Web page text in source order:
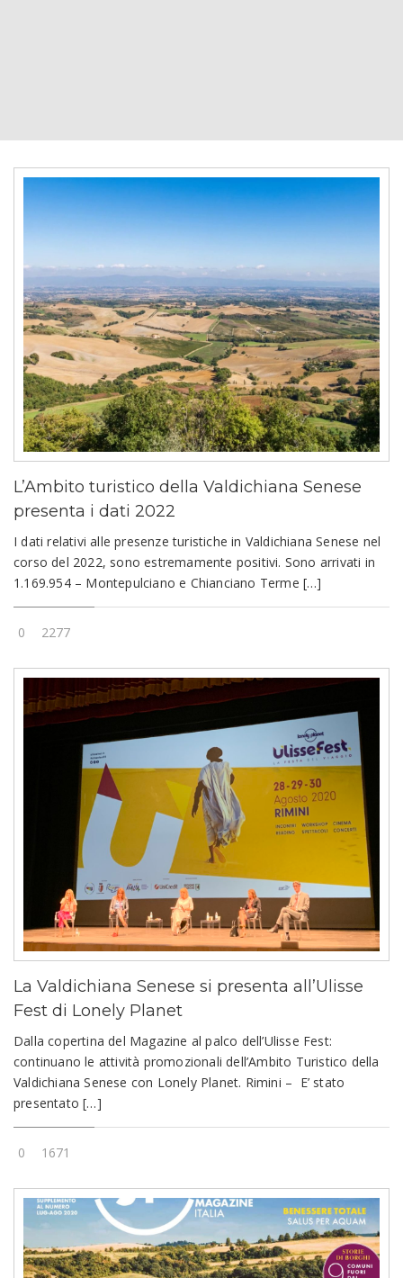
L’Ambito turistico della Valdichiana Senese
presenta i dati 2022
I dati relativi alle presenze turistiche in Valdichiana Senese nel
corso del 2022, sono estremamente positivi. Sono arrivati in
1.169.954 – Montepulciano e Chianciano Terme […]
0 2277
La Valdichiana Senese si presenta all’Ulisse
Fest di Lonely Planet
Dalla copertina del Magazine al palco dell’Ulisse Fest:
continuano le attività promozionali dell’Ambito Turistico della
Valdichiana Senese con Lonely Planet. Rimini – E’ stato
presentato […]
0 1671